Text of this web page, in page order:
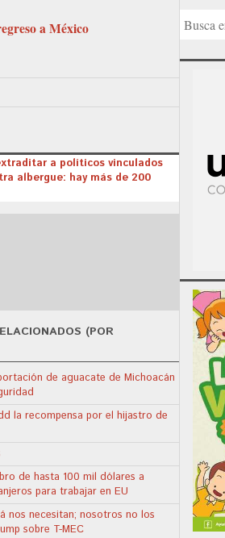
a México
a políticos vinculados
albergue: hay más de 200
(POR
de aguacate de Michoacán
la recompensa por el hijastro de
de hasta 100 mil dólares a
para trabajar en EU
nos necesitan; nosotros no los
sobre T-MEC